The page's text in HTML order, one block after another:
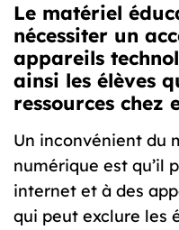
Le matériel
nécessiter un
appareils
ainsi les élèves
ressources chez
Un inconvénient du
numérique est qu’il
internet et à des
qui peut exclure les